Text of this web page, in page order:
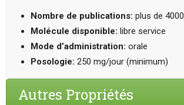
Nombre de publications: plus de 4000
Molécule disponible: libre service
Mode d’administration: orale
Posologie: 250 mg/jour (minimum)
Autres Propriétés